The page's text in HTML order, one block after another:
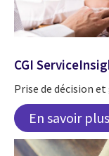
CGI
Prise de décision
En savoir plus